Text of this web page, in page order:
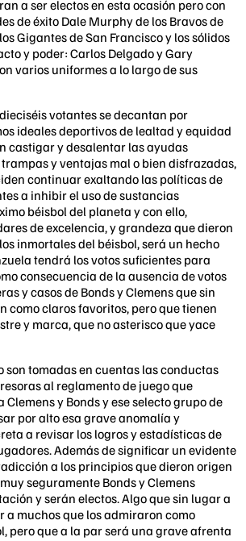
a ser electos en esta ocasión pero con
de éxito Dale Murphy de los Bravos de
Gigantes de San Francisco y los sólidos
y poder: Carlos Delgado y Gary
varios uniformes a lo largo de sus
votantes se decantan por
ideales deportivos de lealtad y equidad
castigar y desalentar las ayudas
y ventajas mal o bien disfrazadas,
continuar exaltando las políticas de
a inhibir el uso de sustancias
béisbol del planeta y con ello,
de excelencia, y grandeza que dieron
inmortales del béisbol, será un hecho
tendrá los votos suficientes para
consecuencia de la ausencia de votos
y casos de Bonds y Clemens que sin
como claros favoritos, pero que tienen
y marca, que no asterisco que yace
son tomadas en cuentas las conductas
al reglamento de juego que
y Bonds y ese selecto grupo de
por alto esa grave anomalía y
a revisar los logros y estadísticas de
Además de significar un evidente
a los principios que dieron origen
seguramente Bonds y Clemens
y serán electos. Algo que sin lugar a
a muchos que los admiraron como
pero que a la par será una grave afrenta